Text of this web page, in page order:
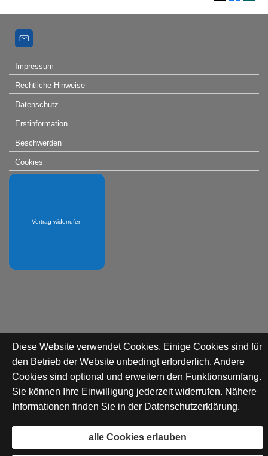
Impressum
Rechtliche Hinweise
Datenschutz
Erstinformation
Beschwerden
Cookies
Vertrag widerrufen
Diese Website verwendet Cookies. Einige Cookies sind für
den Betrieb der Website unbedingt erforderlich. Andere
Cookies sind optional und erweitern den Funktionsumfang.
Sie können Ihre Einwilligung jederzeit widerrufen. Nähere
Informationen finden Sie in der Datenschutzerklärung.
alle Cookies erlauben